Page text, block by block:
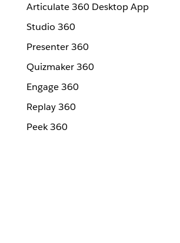
Articulate 360 Desktop App
Studio 360
Presenter 360
Quizmaker 360
Engage 360
Replay 360
Peek 360